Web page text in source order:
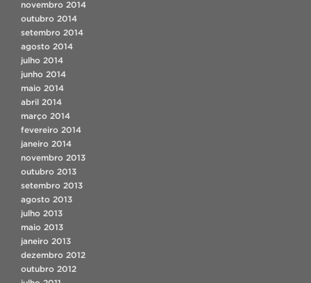
novembro 2014
outubro 2014
setembro 2014
agosto 2014
julho 2014
junho 2014
maio 2014
abril 2014
março 2014
fevereiro 2014
janeiro 2014
novembro 2013
outubro 2013
setembro 2013
agosto 2013
julho 2013
maio 2013
janeiro 2013
dezembro 2012
outubro 2012